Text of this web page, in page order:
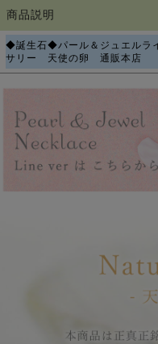
商品説明
◆誕生石◆パール＆ジュエルラ
サリー 天使の卵 通販本店